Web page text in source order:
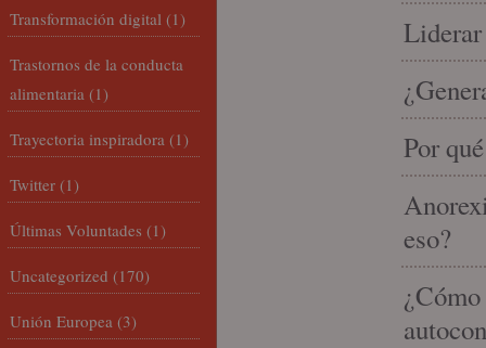
Liderar
Por
eso?
Transformación digital (1)
Trastornos de la conducta
alimentaria (1)
Trayectoria inspiradora (1)
Twitter (1)
Últimas Voluntades (1)
Uncategorized (170)
Unión Europea (3)